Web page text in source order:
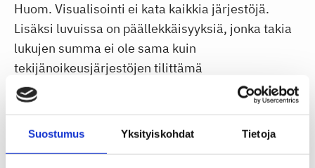
Suostumus Yksityiskohdat Tietoja
Huom. Visualisointi ei kata kaikkia järjestöjä.
Lisäksi luvuissa on päällekkäisyyksiä, jonka takia
lukujen summa ei ole sama kuin
tekijänoikeusjärjestöjen tilittämä
kokonaissumma.